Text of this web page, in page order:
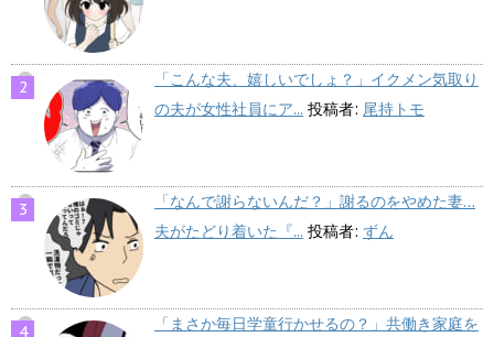
「こんな夫、嬉しいでしょ？」イクメン気取り
の夫が女性社員にア... 投稿者: 尾持トモ
「なんで謝らないんだ？」謝るのをやめた妻…
夫がたどり着いた『... 投稿者: ずん
「まさか毎日学童行かせるの？」共働き家庭を